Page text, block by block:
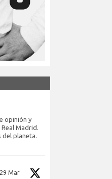
opinión y
Madrid.
del planeta.
29 Mar